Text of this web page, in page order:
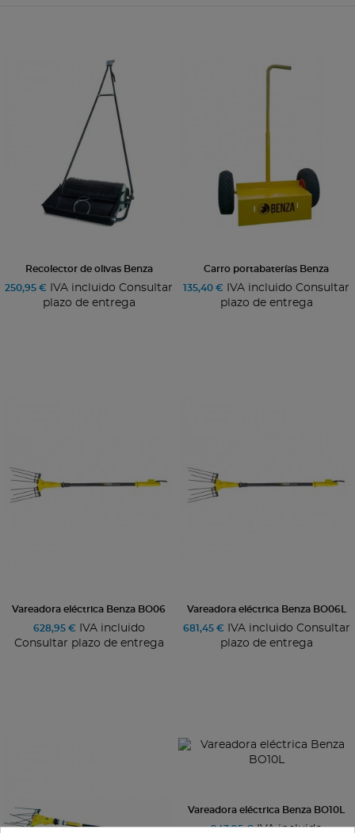
Recolector de olivas Benza
250,95 €
IVA incluido Consultar
plazo de entrega
Carro portabaterías Benza
135,40 €
IVA incluido Consultar
plazo de entrega
Vareadora eléctrica Benza BO06
628,95 €
IVA incluido
Consultar plazo de entrega
Vareadora eléctrica Benza BO06L
681,45 €
IVA incluido Consultar
plazo de entrega
Vareadora eléctrica Benza BO10L
943,95 €IVA incluido